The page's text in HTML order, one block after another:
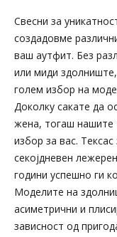
Свесни за
создадовме
ваш аутфит. Без
или миди
голем избор на
Доколку сакате да
жена, тогаш нашите
избор за вас.
секојдневен
години успешно ги
Моделите на
асиметрични и
зависност од